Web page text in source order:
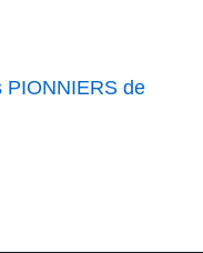
PIONNIERS de